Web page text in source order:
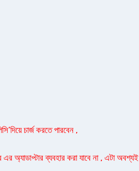
চার্জ করতে পারবেন ,
এর অ্যাডাপ্টার ব্যবহার করা যাবে না , এটা অবশ্যই